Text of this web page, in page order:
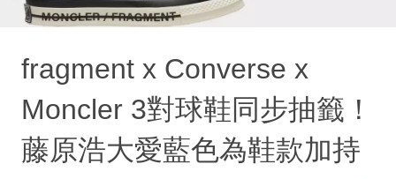
fragment x Converse x
Moncler 3對球鞋同步抽籤！
藤原浩大愛藍色為鞋款加持